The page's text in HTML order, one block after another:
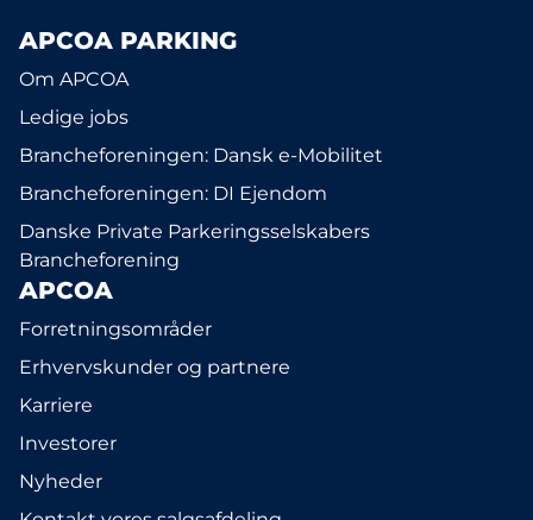
APCOA PARKING
Om APCOA
Ledige jobs
Brancheforeningen: Dansk e-Mobilitet
Brancheforeningen: DI Ejendom
Danske Private Parkeringsselskabers
Brancheforening
APCOA
Forretningsområder
Erhvervskunder og partnere
Karriere
Investorer
Nyheder